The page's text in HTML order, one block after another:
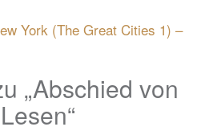
York (The Great Cities 1) –
„Abschied von
“